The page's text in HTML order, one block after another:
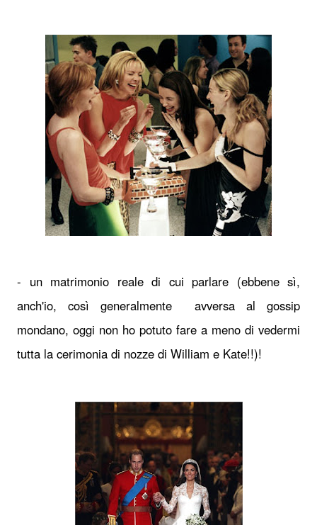
- un matrimonio reale di cui parlare (ebbene sì,
anch'io, così generalmente avversa al gossip
mondano, oggi non ho potuto fare a meno di vedermi
tutta la cerimonia di nozze di William e Kate!!)!